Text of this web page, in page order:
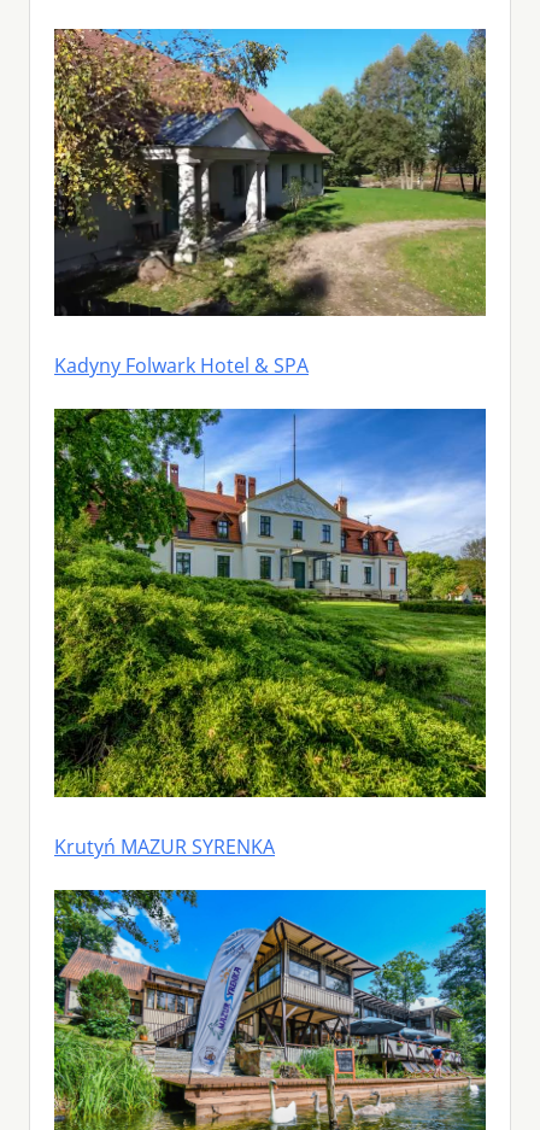
Kadyny Folwark Hotel & SPA
Krutyń MAZUR SYRENKA